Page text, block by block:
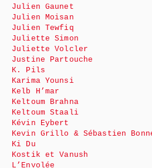
Julien Gaunet
Julien Moisan
Julien Tewfiq
Juliette Simon
Juliette Volcler
Justine Partouche
K. Pils
Karima Younsi
Kelb H’mar
Keltoum Brahna
Keltoum Staali
Kévin Eybert
Kevin Grillo & Sébastien
Ki Du
Kostik et Vanush
L’Envolée